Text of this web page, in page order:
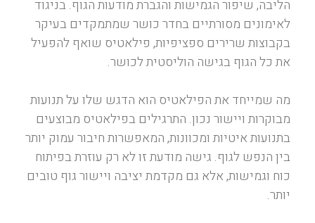
הליבה, שיפור הגמישות והגברת מודעות הגוף. בניגוד
לאימונים מסורתיים בחדר כושר שמתמקדים בעיקר
בקבוצות שרירים ספציפיות, פילאטיס שואף להפעיל
את כל הגוף בגישה הוליסטית לכושר.
מה שמייחד את הפילאטיס הוא הדגש שלו על תנועות
מבוקרות ויישור נכון. התרגילים בפילאטיס מבוצעים
בתנועות איטיות ומכוונות, המאפשרות חיבור עמוק יותר
בין הנפש לגוף. גישה מודעת זו לא רק עוזרת בפיתוח
כוח וגמישות, אלא גם מקדמת יציבה ויישור גוף טובים
יותר.